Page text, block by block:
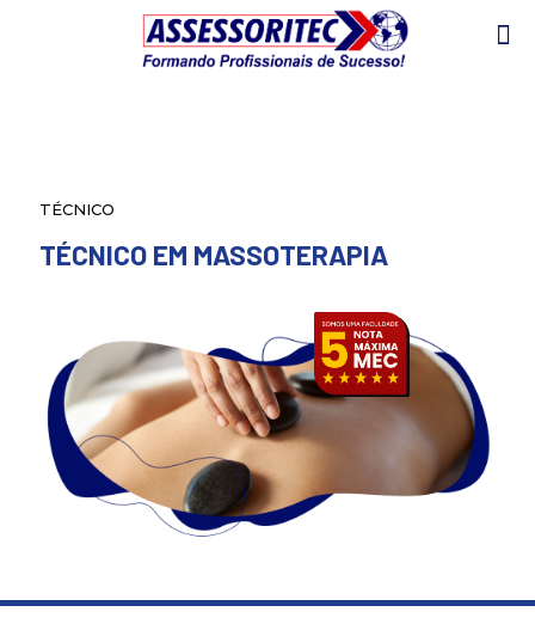
TÉCNICO
TÉCNICO EM MASSOTERAPIA